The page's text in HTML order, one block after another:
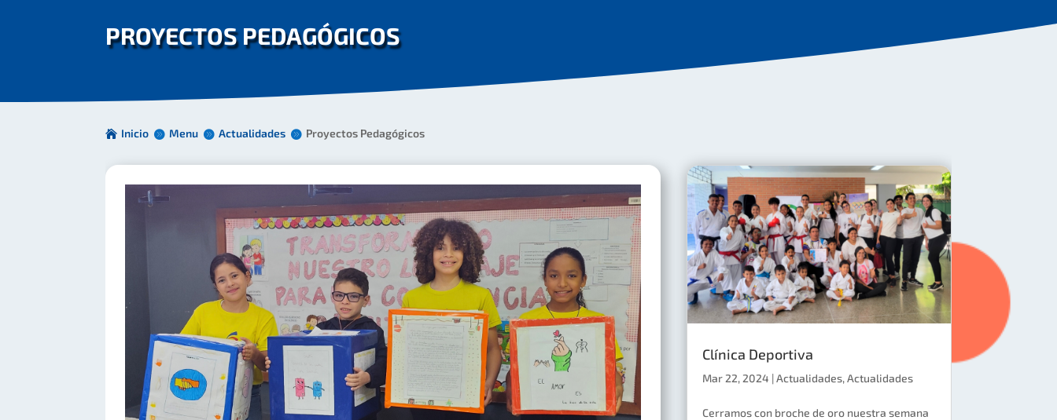
PROYECTOS PEDAGÓGICOS
Inicio Menu Actualidades Proyectos Pedagógicos
Clínica Deportiva
Mar 22, 2024 |Actualidades,Actualidades
Cerramos con broche de oro nuestra semana